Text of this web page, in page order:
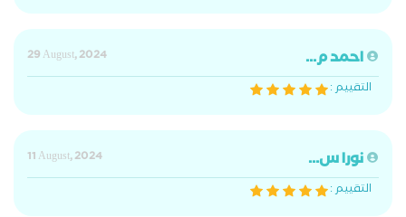
احمد م...
29 August, 2024
التقييم :
نورا س...
11 August, 2024
التقييم :